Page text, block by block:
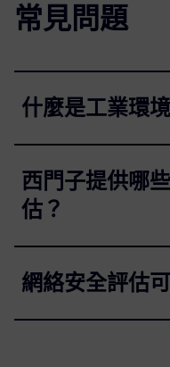
常見問題
什麼是工業環
西門子提供哪
估？
網絡安全評估